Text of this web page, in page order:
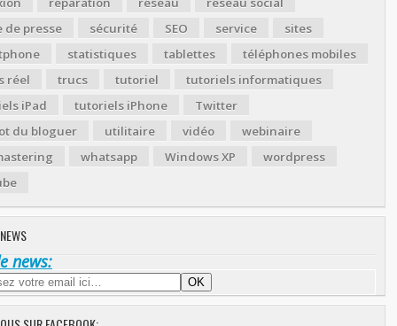
de presse
sécurité SEO service
sites
statistiques tablettes
téléphones mobiles
réel
trucs tutoriel
tutoriels informatiques
iPad
tutoriels iPhone
Twitter
du bloguer
utilitaire vidéo
webinaire
whatsapp Windows XP
wordpress
news: